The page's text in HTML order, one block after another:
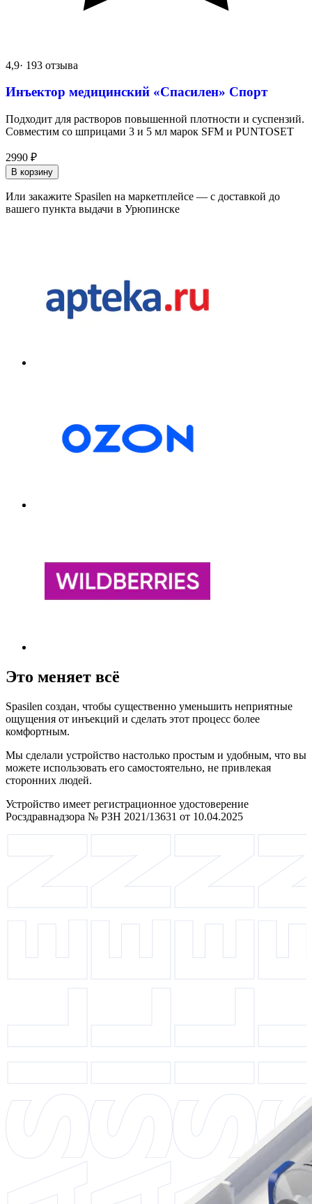
4,9· 193 отзыва
Инъектор медицинский «Спасилен» Спорт
Подходит для растворов повышенной плотности и суспензий.
Совместим со шприцами 3 и 5 мл марок SFM и PUNTOSET
2990 ₽
В корзину
Или закажите Spasilen на маркетплейсе — с доставкой до
вашего пункта выдачи в Урюпинске
Это меняет всё
Spasilen создан, чтобы существенно уменьшить неприятные
ощущения от инъекций и сделать этот процесс более
комфортным.
Мы сделали устройство настолько простым и удобным, что вы
можете использовать его самостоятельно, не привлекая
сторонних людей.
Устройство имеет регистрационное удостоверение
Росздравнадзора № РЗН 2021/13631 от 10.04.2025